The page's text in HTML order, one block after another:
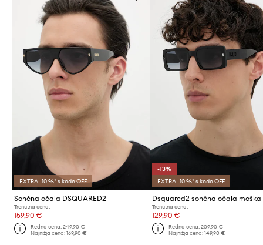
EXTRA -10 %* s kodo OFF
Sončna očala DSQUARED2
Trenutna cena:
159,90 €
Redna cena:249,90 €
Najnižja cena:169,90 €
-13%
EXTRA -10 %* s kodo OFF
Dsquared2 sončna očala moška
Trenutna cena:
129,90 €
Redna cena: 209,90 €
Najnižja cena: 149,90 €